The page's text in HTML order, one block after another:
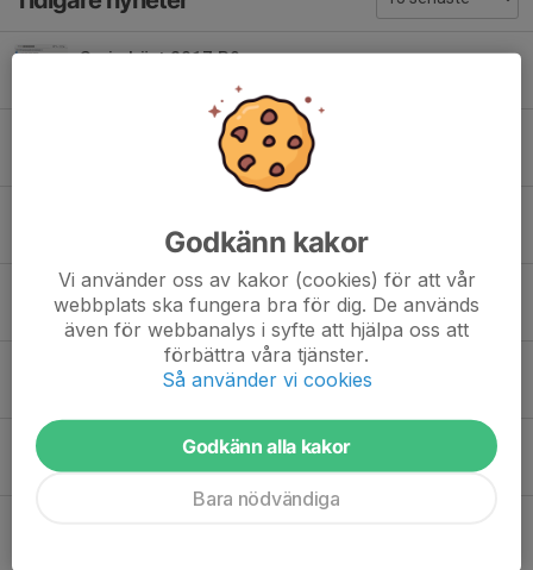
Serie höst 2017 P9
Serie höst 2018 P8
4 jun, 15:54 0
Obs! Ingen träning 5/6
26 maj, 20:10 0
Sommaravslutning 16/6 Flyinge ip
24 maj, 15:29 1
Försäljning Bambusa
18 maj, 19:27 0
Godkänn kakor
Vi använder oss av kakor (cookies) för att vår
webbplats ska fungera bra för dig. De används
även för webbanalys i syfte att hjälpa oss att
förbättra våra tjänster.
Så använder vi cookies
Godkänn alla kakor
Bara nödvändiga